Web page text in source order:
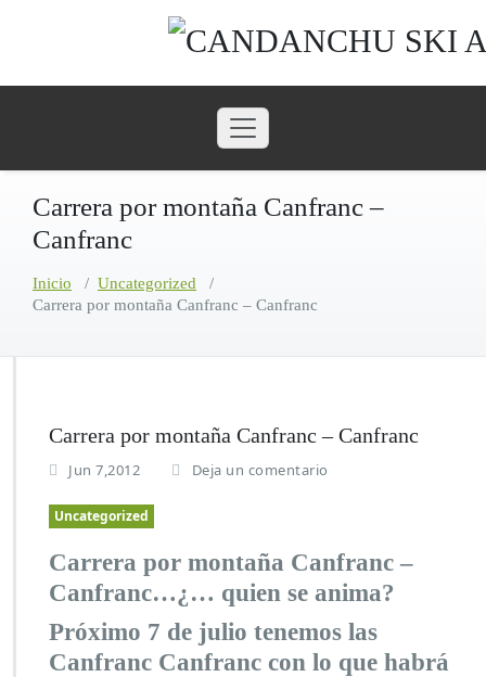
Carrera por montaña Canfranc –
Canfranc
Inicio / Uncategorized /
Carrera por montaña Canfranc – Canfranc
Carrera por montaña Canfranc – Canfranc
Jun 7,2012 Deja un comentario
Uncategorized
Carrera por montaña Canfranc –
Canfranc…¿… quien se anima?
Próximo 7 de julio tenemos las
Canfranc Canfranc con lo que habrá